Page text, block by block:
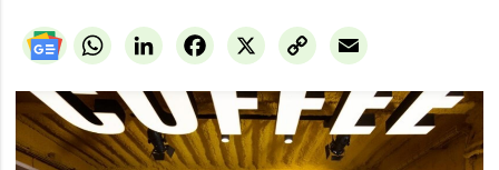
WhatsAppLinkedIn X
Facebook
Copy
Link
Email